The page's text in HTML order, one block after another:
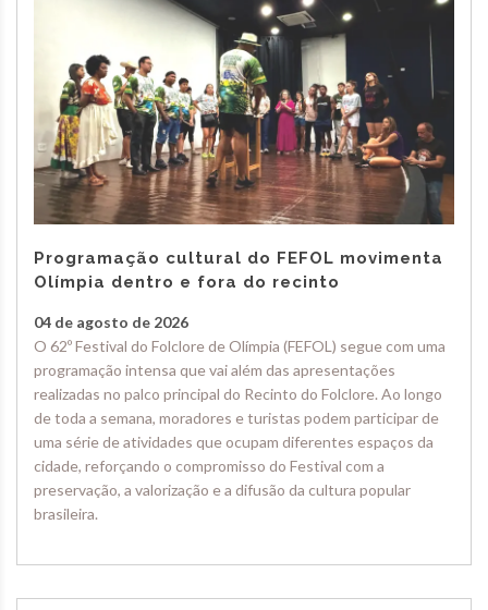
Programação cultural do FEFOL movimenta
Olímpia dentro e fora do recinto
04 de agosto de 2026
O 62º Festival do Folclore de Olímpia (FEFOL) segue com uma
programação intensa que vai além das apresentações
realizadas no palco principal do Recinto do Folclore. Ao longo
de toda a semana, moradores e turistas podem participar de
uma série de atividades que ocupam diferentes espaços da
cidade, reforçando o compromisso do Festival com a
preservação, a valorização e a difusão da cultura popular
brasileira.